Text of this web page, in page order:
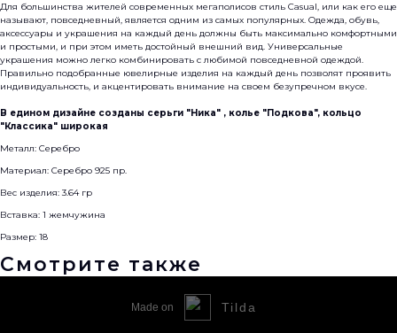
Для большинства жителей современных мегаполисов стиль Casual, или как его еще
называют, повседневный, является одним из самых популярных. Одежда, обувь,
аксессуары и украшения на каждый день должны быть максимально комфортными
и простыми, и при этом иметь достойный внешний вид. Универсальные
украшения можно легко комбинировать с любимой повседневной одеждой.
Правильно подобранные ювелирные изделия на каждый день позволят проявить
индивидуальность, и акцентировать внимание на своем безупречном вкусе.
В едином дизайне созданы серьги "Ника" , колье "Подкова", кольцо
"Классика" широкая
Металл: Серебро
Материал: Серебро 925 пр.
Вес изделия: 3.64 гр
Вставка: 1 жемчужина
Размер: 18
Смотрите также
Made on Tilda